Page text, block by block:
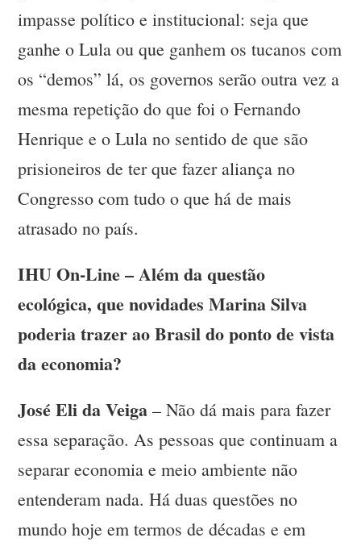
impasse político e institucional: seja que
ganhe o Lula ou que ganhem os tucanos com
os “demos” lá, os governos serão outra vez a
mesma repetição do que foi o Fernando
Henrique e o Lula no sentido de que são
prisioneiros de ter que fazer aliança no
Congresso com tudo o que há de mais
atrasado no país.
IHU On-Line – Além da questão
ecológica, que novidades Marina Silva
poderia trazer ao Brasil do ponto de vista
da economia?
José Eli da Veiga – Não dá mais para fazer
essa separação. As pessoas que continuam a
separar economia e meio ambiente não
entenderam nada. Há duas questões no
mundo hoje em termos de décadas e em